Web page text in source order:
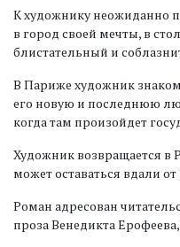
К художнику неожиданно
в город своей мечты, в
блистательный и
В Париже художник
его новую и последнюю
когда там произойдет
Художник возвращается в
может оставаться вдали
Роман адресован
проза Венедикта